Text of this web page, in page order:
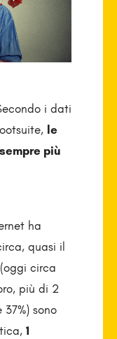
i dati
le
più
ha
quasi il
circa
più di 2
sono
1